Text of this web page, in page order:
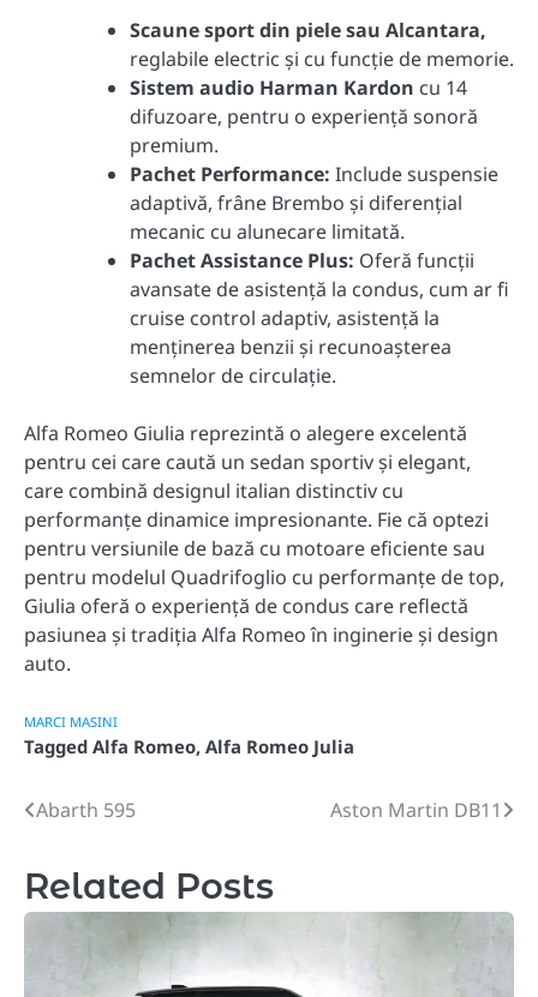
Scaune sport din piele sau Alcantara,
reglabile electric și cu funcție de memorie.
Sistem audio Harman Kardon cu 14
difuzoare, pentru o experiență sonoră
premium.
Pachet Performance: Include suspensie
adaptivă, frâne Brembo și diferențial
mecanic cu alunecare limitată.
Pachet Assistance Plus: Oferă funcții
avansate de asistență la condus, cum ar fi
cruise control adaptiv, asistență la
menținerea benzii și recunoașterea
semnelor de circulație.
Alfa Romeo Giulia reprezintă o alegere excelentă
pentru cei care caută un sedan sportiv și elegant,
care combină designul italian distinctiv cu
performanțe dinamice impresionante. Fie că optezi
pentru versiunile de bază cu motoare eficiente sau
pentru modelul Quadrifoglio cu performanțe de top,
Giulia oferă o experiență de condus care reflectă
pasiunea și tradiția Alfa Romeo în inginerie și design
auto.
MARCI MASINI
Tagged Alfa Romeo, Alfa Romeo Julia
Post
Abarth 595 Aston Martin DB11
Related Posts